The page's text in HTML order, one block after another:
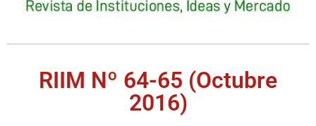
RIIM Nº 64-65 (Octubre
2016)